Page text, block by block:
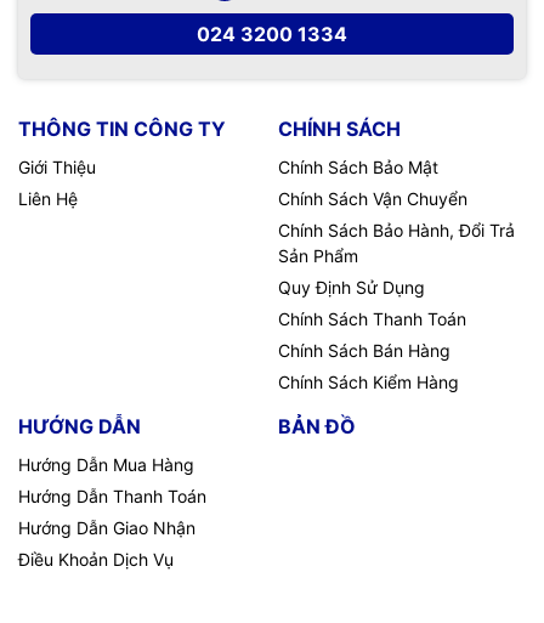
024 3200 1334
THÔNG TIN CÔNG TY
Giới Thiệu
Liên Hệ
CHÍNH SÁCH
Chính Sách Bảo Mật
Chính Sách Vận Chuyển
Chính Sách Bảo Hành, Đổi Trả
Sản Phẩm
Quy Định Sử Dụng
Chính Sách Thanh Toán
Chính Sách Bán Hàng
Chính Sách Kiểm Hàng
HƯỚNG DẪN
Hướng Dẫn Mua Hàng
Hướng Dẫn Thanh Toán
Hướng Dẫn Giao Nhận
Điều Khoản Dịch Vụ
BẢN ĐỒ